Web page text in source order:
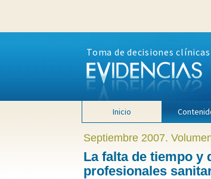
Toma de decisiones
Inicio
Septiembre 2007.
La falta de tiempo y
profesionales